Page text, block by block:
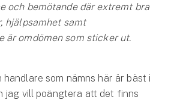
och bemötande där extremt bra
hjälpsamhet samt
är omdömen som sticker ut.
handlare som nämns här är bäst i
jag vill poängtera att det finns